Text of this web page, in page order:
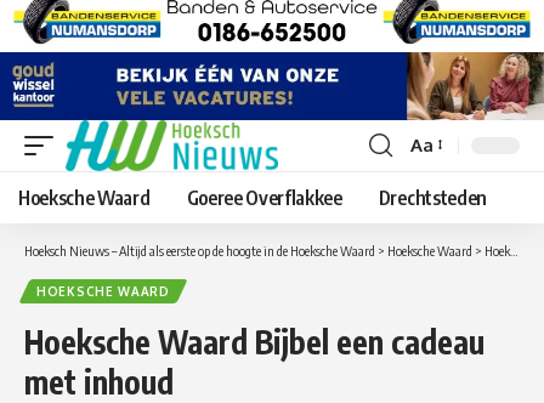
Lettergrootte
aanpassen
Aa
Hoeksche Waard Goeree Overflakkee Drechtsteden
Hoeksch Nieuws – Altijd als eerste op de hoogte in de Hoeksche Waard > Hoeksche Waard > Hoeksche Waard Bijbel een cadeau met inhoud
HOEKSCHE WAARD
Hoeksche Waard Bijbel een cadeau
met inhoud